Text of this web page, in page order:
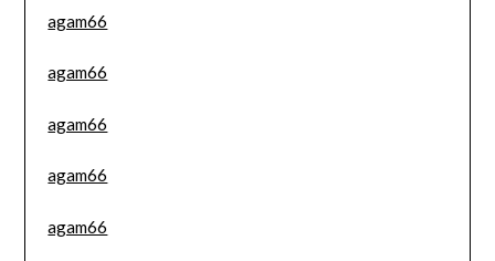
agam66
agam66
agam66
agam66
agam66